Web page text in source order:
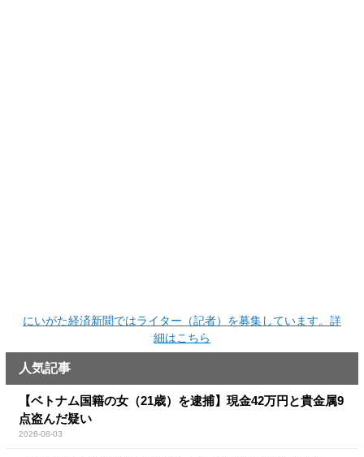
にいがた経済新聞ではライター（記者）を募集しています。詳
細はこちら
人気記事
【ベトナム国籍の女（21歳）を逮捕】現金42万円と貴金属9
点盗んだ疑い
2026-08-03